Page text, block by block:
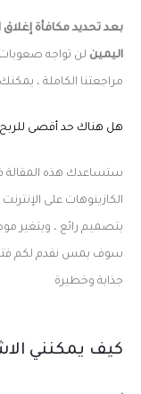
بعد تحديد مكافأة
اليمين لن تواجه صعوبات
مراجعتنا الكاملة ،
هل هناك حد أقصى للربح
ستساعدك هذه المقالة
الكازينوهات على
بتصميم رائع ، ويتغير
سوف بمس نقدم لكم فتحة
جذابة وخطيرة
كيف يمكنني